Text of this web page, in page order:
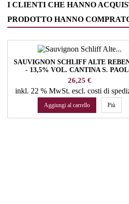
I CLIENTI CHE HANNO
PRODOTTO HANNO
SAUVIGNON SCHLIFF ALTE
- 13,5% VOL. CANTINA S.
Prezzo
26,25 €
inkl. 22 % MwSt. escl. costi di
Aggiungi al carrello Più